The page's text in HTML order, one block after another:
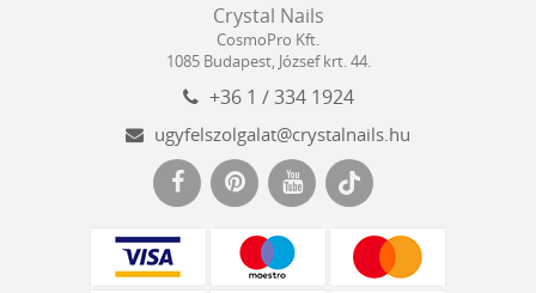
Nails
Kft.
Crystal Nails
CosmoPro Kft.
1085 Budapest, József krt. 44.
+36 1 / 334 1924
ugyfelszolgalat@crystalnails.hu